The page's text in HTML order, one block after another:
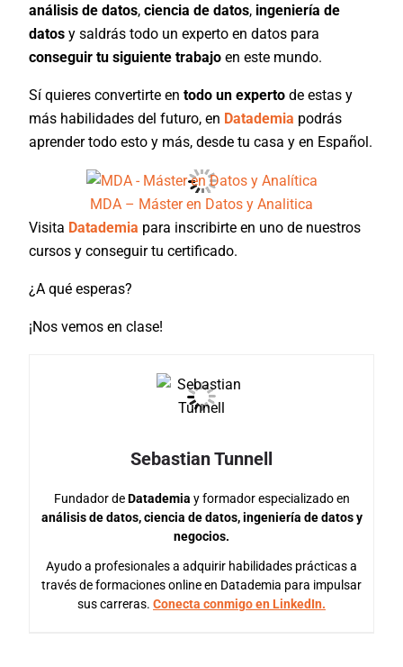
análisis de datos,ciencia de datos, ingeniería de
datos y saldrás todo un experto en datos para
conseguir tu siguiente trabajo en este mundo.
Sí quieres convertirte entodo un experto de estas y
más habilidades del futuro, en Datademia podrás
aprender todo esto y más, desde tu casa y en Español.
MDA – Máster en Datos y Analitica
Visita Datademia para inscribirte en uno de nuestros
cursos y conseguir tu certificado.
¿A qué esperas?
¡Nos vemos en clase!
Sebastian Tunnell
Fundador deDatademia y formador especializado en
análisis de datos, ciencia de datos, ingeniería de datos y
negocios.
Ayudo a profesionales a adquirir habilidades prácticas a
través de formaciones online en Datademia para impulsar
sus carreras. Conecta conmigo en LinkedIn.